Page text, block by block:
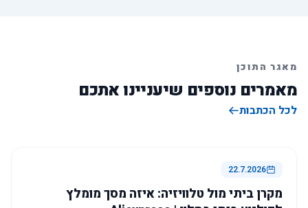
מאגר התוכן
מאמרים נוספים שיעניינו אתכם
לכל הכתבות
22.7.2026
מקרן ביתי מול טלוויזיה: איזה מסך מומלץ